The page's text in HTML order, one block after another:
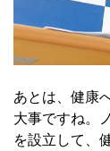
あとは、健康
大事ですね。
を設立して、